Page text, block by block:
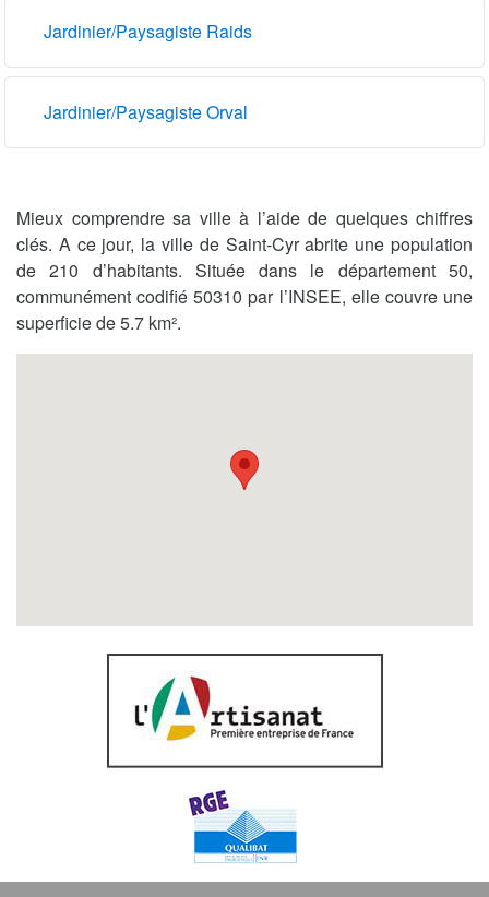
Jardinier/Paysagiste Raids
Jardinier/Paysagiste Orval
Mieux comprendre sa ville à l’aide de quelques chiffres
clés. A ce jour, la ville de Saint-Cyr abrite une population
de 210 d’habitants. Située dans le département 50,
communément codifié 50310 par l’INSEE, elle couvre une
superficie de 5.7 km².